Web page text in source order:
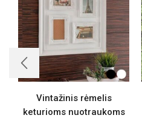
Vintažinis rėmelis
keturioms nuotraukoms